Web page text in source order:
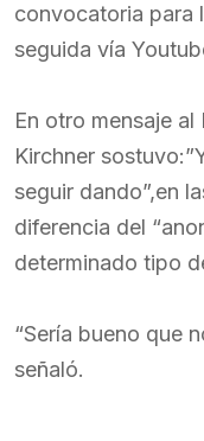
convocatoria para
seguida vía
En otro mensaje
Kirchner
seguir dando”,en
diferencia del
determinado tipo
“Sería bueno que
señaló.